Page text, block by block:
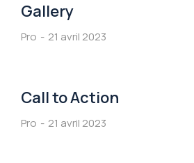
Gallery
Pro 21 avril 2023
Call to Action
Pro 21 avril 2023